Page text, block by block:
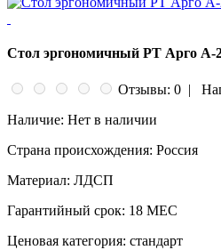
Стол эргономичный PT Арго А-
Отзывы: 0 |
Наличие: Нет в наличии
Страна происхождения: Россия
Материал: ЛДСП
Гарантийный срок: 18 МЕС
Ценовая категория: стандарт